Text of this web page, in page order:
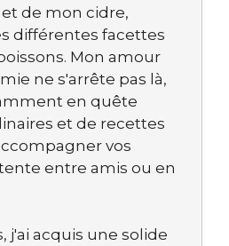
de mon cidre,
différentes facettes
Mon amour
ne s'arrête pas là,
en quête
et de recettes
vos
entre amis ou en
j'ai acquis une solide